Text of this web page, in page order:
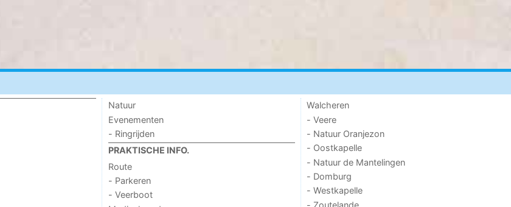
Natuur
Evenementen
- Ringrijden
PRAKTISCHE INFO.
Route
- Parkeren
- Veerboot
Walcheren
- Veere
- Natuur Oranjezon
- Oostkapelle
- Natuur de Mantelingen
- Domburg
- Westkapelle
- Zoutelande